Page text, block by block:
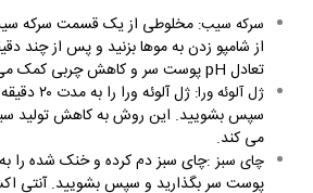
سرکه سیب: مخلوطی از یک قسمت سرکه
از شامپو زدن به موها بزنید و پس از چند
تعادل pHپوست سر و کاهش چربی کمک
ژل آلوئه ورا:
ژل آلوئه
سپس بشویید. این روش به کاهش تولید
می کند.
چای سبز :
پوست سر بگذارید و سپس بشویید. آنتی